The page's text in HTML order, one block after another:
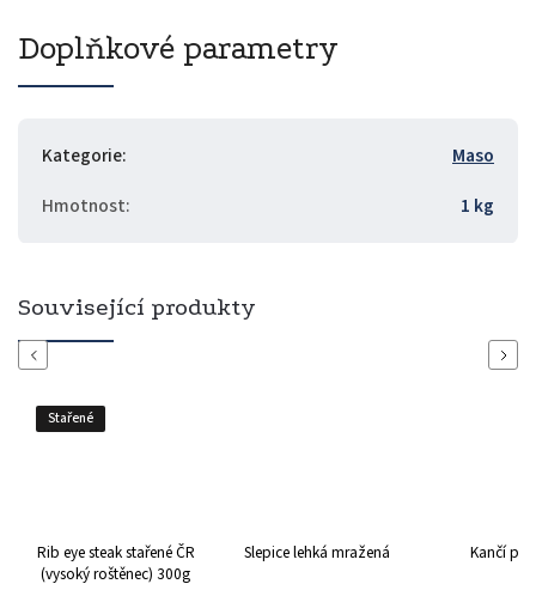
Doplňkové parametry
Kategorie:
Maso
Hmotnost: 1 kg
Související produkty
Previous
Stařené
Rib eye steak stařené ČR
(vysoký roštěnec) 300g
Slepice lehká mražená Kančí
Next